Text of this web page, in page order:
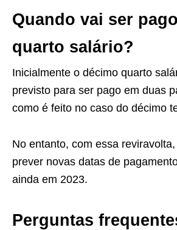
Quando vai ser
quarto salário?
Inicialmente o décimo quarto
previsto para ser pago em duas
como é feito no caso do décimo
No entanto, com essa
prever novas datas de
ainda em 2023.
Perguntas